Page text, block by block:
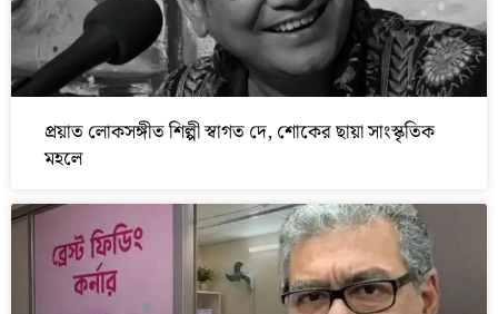
প্রয়াত লোকসঙ্গীত শিল্পী স্বাগত দে, শোকের ছায়া সাংস্কৃতিক
মহলে